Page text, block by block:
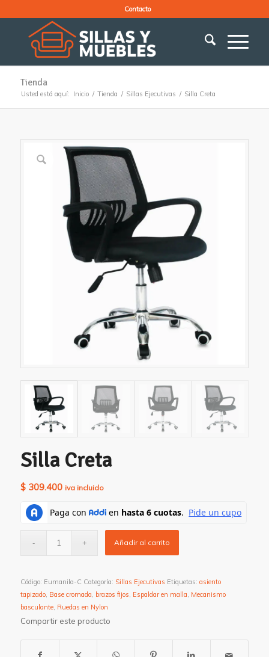
Contacto
Tienda
Usted está aquí: Inicio / Tienda / Sillas Ejecutivas / Silla Creta
Silla Creta
$309.400 iva incluido
Añadir al carrito
Código: Eumanila-C Categoría: Sillas Ejecutivas Etiquetas: asiento
tapizado, Base cromada, brazos fijos, Espaldar en malla, Mecanismo
basculante, Ruedas en Nylon
Compartir este producto